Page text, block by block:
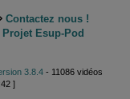
Contactez nous !
Projet Esup-Pod
3.8.4- 11086 vidéos
]